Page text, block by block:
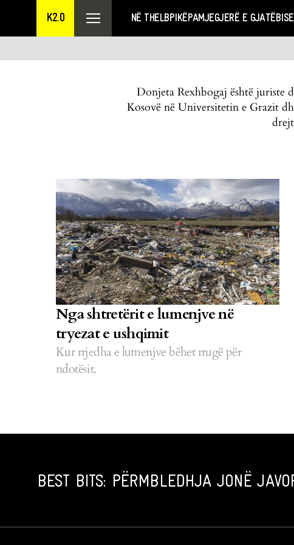
K2.0 NË THELBPIKËPAMJEGJERË E GJATË
Donjeta Rexhbogaj është juriste
Kosovë në Universitetin e Grazit
Nga shtretërit e lumenjve në
tryezat e ushqimit
Kur rrjedha e lumenjve bëhet rrugë për
ndotësit.
BEST BITS: PËRMBLEDHJA JONË